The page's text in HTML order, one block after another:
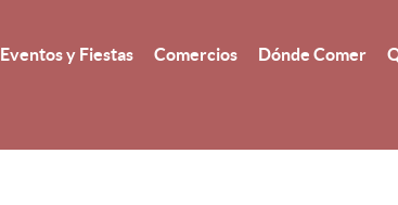
Eventos y Fiestas Comercios Dónde Comer